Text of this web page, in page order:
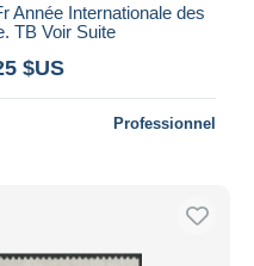
Année Internationale des
TB Voir Suite
$US
Professionnel